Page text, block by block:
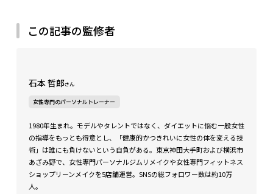
この記事の監修者
石本 哲郎さん
女性専門のパーソナルトレーナー
1980年生まれ。モデルやタレントではなく、ダイエットに悩む一般女性
の指導をもっとも得意とし、「健康的かつきれいに女性の体を変える技
術」は誰にも負けないという自負がある。東京神田大手町および横浜市
あざみ野で、女性専門パーソナルジムリメイクや女性専門フィットネス
ショップリーンメイクを5店舗運営。SNSの総フォロワー数は約10万
人。